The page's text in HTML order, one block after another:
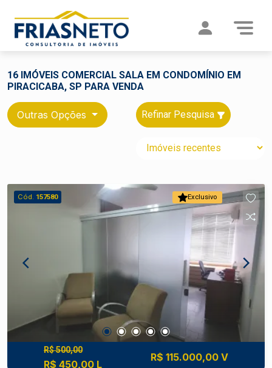
16 IMÓVEIS COMERCIAL SALA EM CONDOMÍNIO EM
PIRACICABA, SP PARA VENDA
Outras Opções Refinar Pesquisa
Exclusivo
Cód. 157580
R$ 500,00
R$ 450,00 L
R$ 115.000,00 V